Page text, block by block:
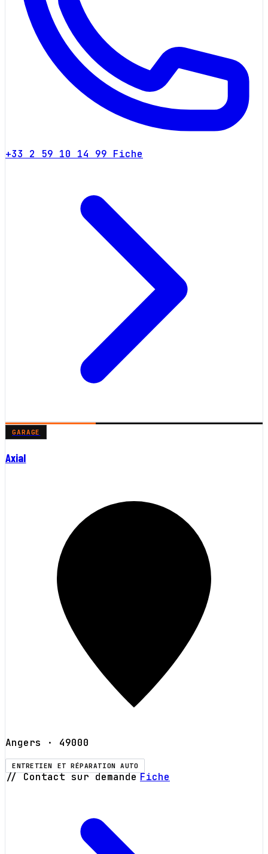
+33 2 59 10 14 99 Fiche
GARAGE
Axial
Angers · 49000
ENTRETIEN ET RÉPARATION AUTO
// Contact sur demande Fiche